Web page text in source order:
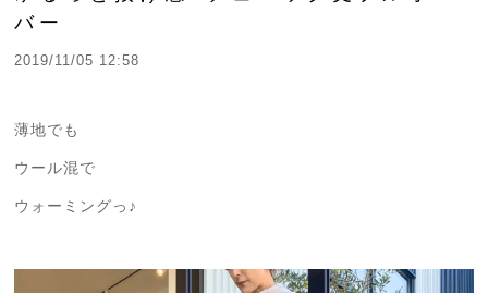
バー
2019/11/05 12:58
薄地でも
ウール混で
ウォーミングっ♪